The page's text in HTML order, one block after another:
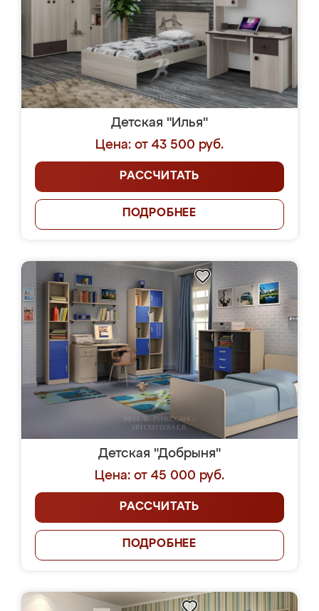
Детская "Илья"
Цена: от 43 500 руб.
РАССЧИТАТЬ
ПОДРОБНЕЕ
Детская "Добрыня"
Цена: от 45 000 руб.
РАССЧИТАТЬ
ПОДРОБНЕЕ